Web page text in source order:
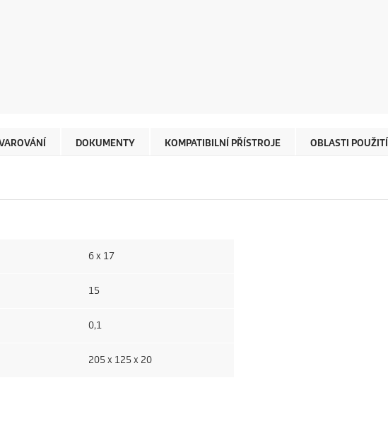
DOKUMENTY KOMPATIBILNÍ PŘÍSTROJE OBLASTI POUŽITÍ
6 x 17
15
0,1
205 x 125 x 20